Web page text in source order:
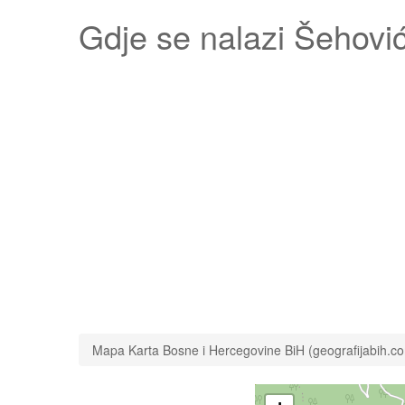
Gdje se nalazi
Mapa Karta Bosne i Hercegovine BiH